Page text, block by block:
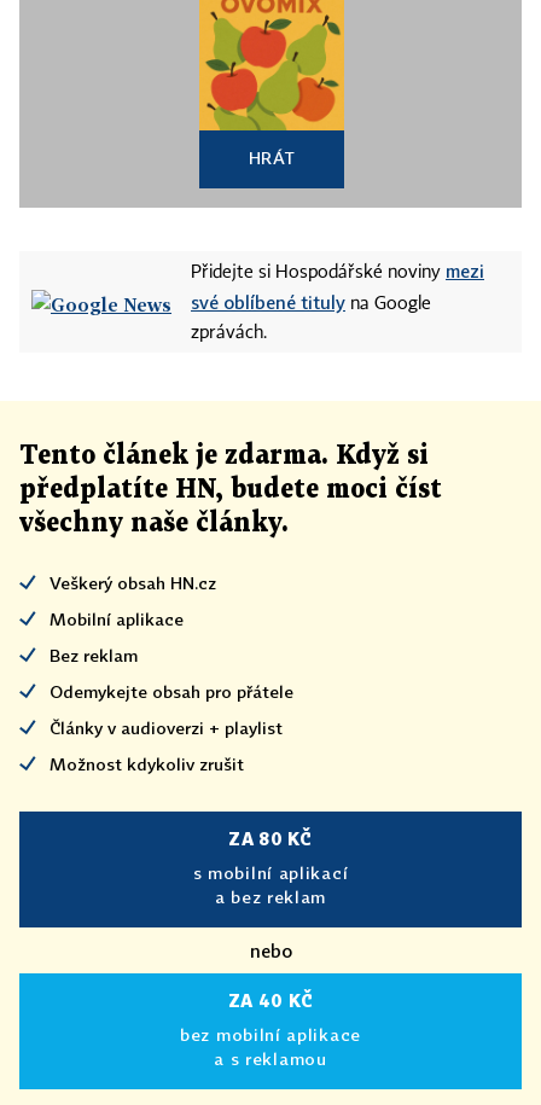
HRÁT
Přidejte si Hospodářské noviny mezi
své oblíbené tituly na Google
zprávách.
Tento článek je zdarma. Když si
předplatíte HN, budete moci číst
všechny naše články.
Veškerý obsah HN.cz
Mobilní aplikace
Bez reklam
Odemykejte obsah pro přátele
Články v audioverzi + playlist
Možnost kdykoliv zrušit
ZA 80 KČ
s mobilní aplikací
a bez reklam
nebo
ZA 40 KČ
bez mobilní aplikace
a s reklamou